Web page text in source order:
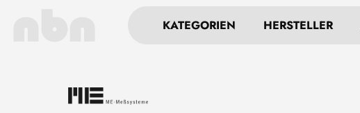
KATEGORIEN HERSTELLER